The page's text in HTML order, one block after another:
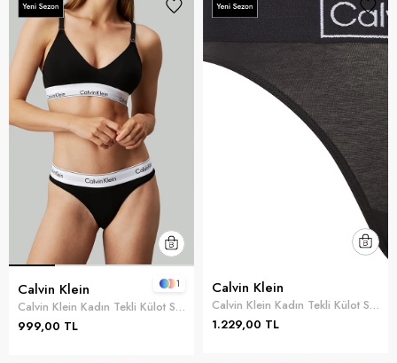
Calvin Klein
Calvin Klein Kadın Tekli Külot Siyah
999,00 TL
1 Calvin Klein
Calvin Klein Kadın Tekli Külot Siyah
1.229,00 TL